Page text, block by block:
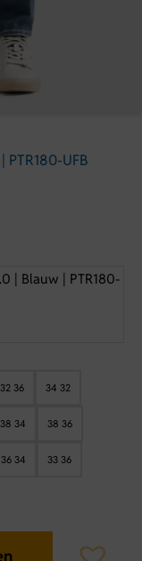
PTR180-UFB
| Blauw | PTR180-
32 36 34 32
38 34 38 36
36 34 33 36